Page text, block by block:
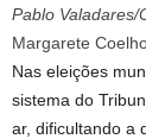
Pablo Valadares/
Margarete
Nas eleições
sistema do
ar, dificultando a